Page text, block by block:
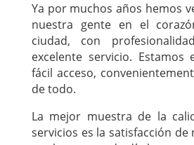
Ya por muchos años hemos
nuestra gente en el
ciudad, con
excelente servicio.
fácil acceso,
de todo.
La mejor muestra de la
servicios es la satisfacción